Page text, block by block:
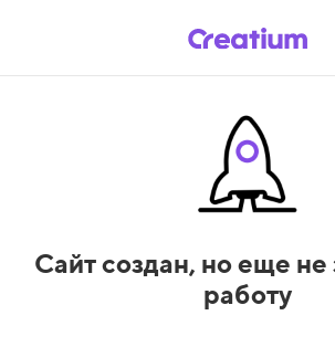
Сайт создан, но еще не
работу